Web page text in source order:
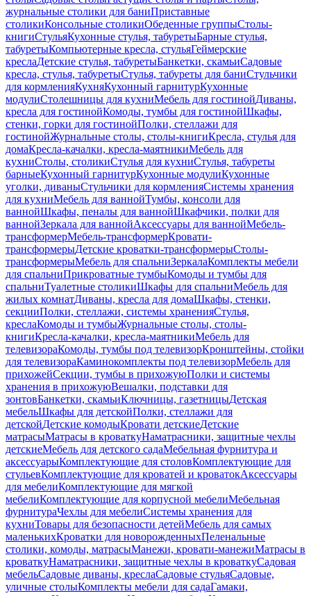
журнальные столики для баниПриставные
столикиКонсольные столикиОбеденные группыСтолы-
книгиСтульяКухонные стулья, табуретыБарные стулья,
табуретыКомпьютерные кресла, стульяГеймерские
креслаДетские стулья, табуретыБанкетки, скамьиСадовые
кресла, стулья, табуретыСтулья, табуреты для баниСтульчики
для кормленияКухняКухонный гарнитурКухонные
модулиСтолешницы для кухниМебель для гостинойДиваны,
кресла для гостинойКомоды, тумбы для гостинойШкафы,
стенки, горки для гостинойПолки, стеллажи для
гостинойЖурнальные столы, столы-книгиКресла, стулья для
домаКресла-качалки, кресла-маятникиМебель для
кухниСтолы, столикиСтулья для кухниСтулья, табуреты
барныеКухонный гарнитурКухонные модулиКухонные
уголки, диваныСтульчики для кормленияСистемы хранения
для кухниМебель для ваннойТумбы, консоли для
ваннойШкафы, пеналы для ваннойШкафчики, полки для
ваннойЗеркала для ваннойАксессуары для ваннойМебель-
трансформерМебель-трансформерКровати-
трансформерыДетские кроватки-трансформерыСтолы-
трансформерыМебель для спальниЗеркалаКомплекты мебели
для спальниПрикроватные тумбыКомоды и тумбы для
спальниТуалетные столикиШкафы для спальниМебель для
жилых комнатДиваны, кресла для домаШкафы, стенки,
секцииПолки, стеллажи, системы храненияСтулья,
креслаКомоды и тумбыЖурнальные столы, столы-
книгиКресла-качалки, кресла-маятникиМебель для
телевизораКомоды, тумбы под телевизорКронштейны, стойки
для телевизораКаминокомплекты под телевизорМебель для
прихожейСекции, тумбы в прихожуюПолки и системы
хранения в прихожуюВешалки, подставки для
зонтовБанкетки, скамьиКлючницы, газетницыДетская
мебельШкафы для детскойПолки, стеллажи для
детскойДетские комодыКровати детскиеДетские
матрасыМатрасы в кроваткуНаматрасники, защитные чехлы
детскиеМебель для детского садаМебельная фурнитура и
аксессуарыКомплектующие для столовКомплектующие для
стульевКомплектующие для кроватей и кроватокАксессуары
для мебелиКомплектующие для мягкой
мебелиКомплектующие для корпусной мебелиМебельная
фурнитураЧехлы для мебелиСистемы хранения для
кухниТовары для безопасности детейМебель для самых
маленькихКроватки для новорожденныхПеленальные
столики, комоды, матрасыМанежи, кровати-манежиМатрасы в
кроваткуНаматрасники, защитные чехлы в кроваткуСадовая
мебельСадовые диваны, креслаСадовые стульяСадовые,
уличные столыКомплекты мебели для садаГамаки,